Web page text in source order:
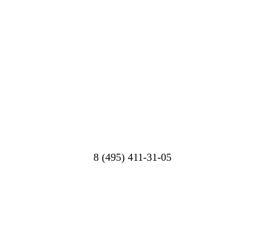
8 (495) 411-31-05